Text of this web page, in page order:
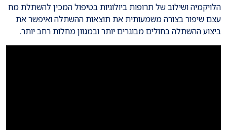
הלויקמיה ושילוב של תרופות ביולוגיות בטיפול המכין להשתלת מח
עצם שיפור בצורה משמעותית את תוצאות ההשתלה ואיפשר את
ביצוע ההשתלה בחולים מבוגרים יותר ובמגוון מחלות רחב יותר.